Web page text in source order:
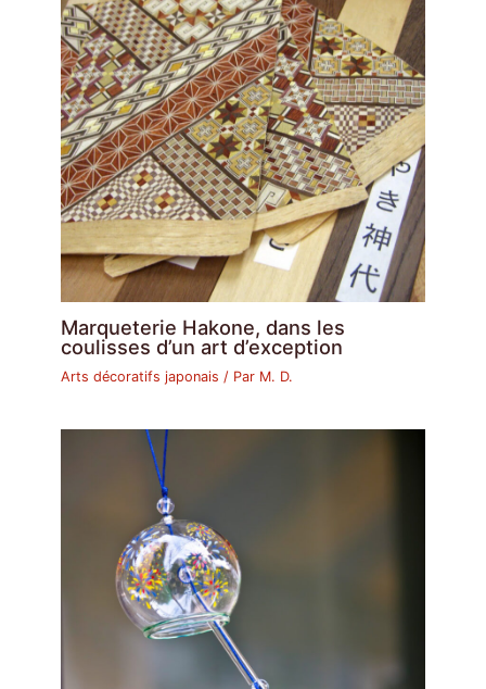
Marqueterie Hakone, dans les
coulisses d’un art d’exception
Arts décoratifs japonais / Par M. D.